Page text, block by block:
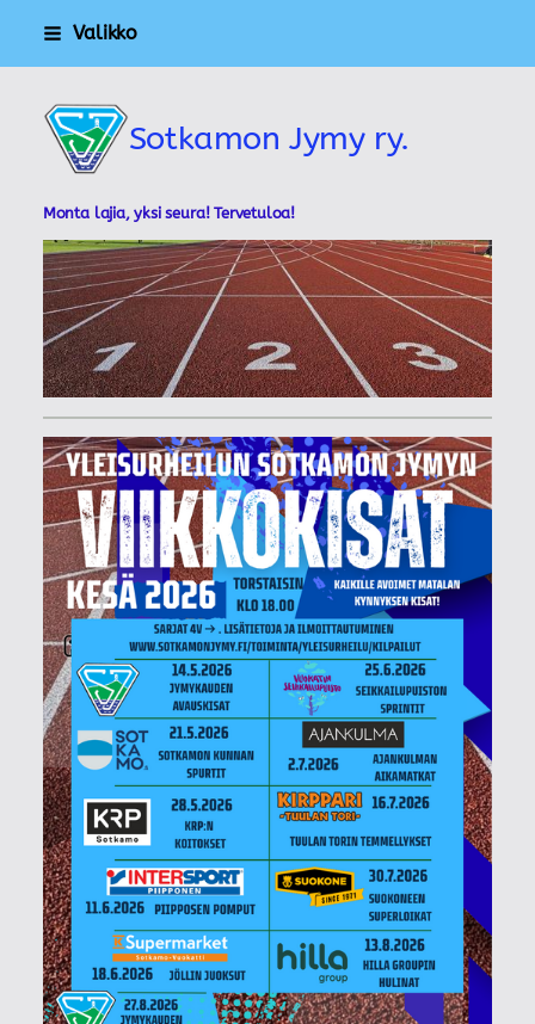
Siirry
Valikko
Sotkamon Jymy ry.
Monta lajia, yksi seura! Tervetuloa!